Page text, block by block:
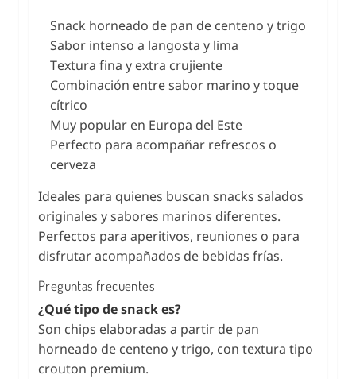
Snack horneado de pan de centeno y trigo
Sabor intenso a langosta y lima
Textura fina y extra crujiente
Combinación entre sabor marino y toque
cítrico
Muy popular en Europa del Este
Perfecto para acompañar refrescos o
cerveza
Ideales para quienes buscan snacks salados
originales y sabores marinos diferentes.
Perfectos para aperitivos, reuniones o para
disfrutar acompañados de bebidas frías.
Preguntas frecuentes
¿Qué tipo de snack es?
Son chips elaboradas a partir de pan
horneado de centeno y trigo, con textura tipo
crouton premium.